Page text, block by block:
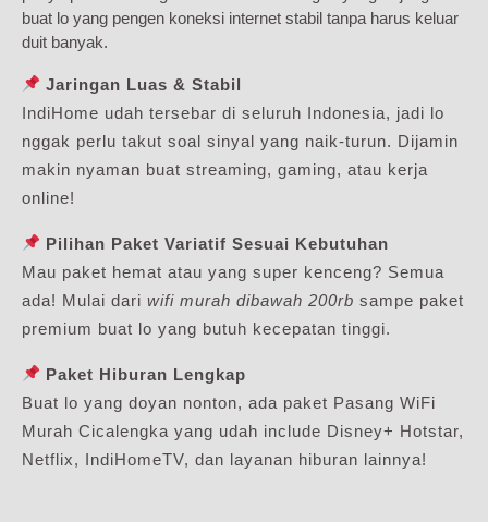
buat lo yang pengen koneksi internet stabil tanpa harus keluar
duit banyak.
Jaringan Luas & Stabil
IndiHome udah tersebar di seluruh Indonesia, jadi lo
nggak perlu takut soal sinyal yang naik-turun. Dijamin
makin nyaman buat streaming, gaming, atau kerja
online!
Pilihan Paket Variatif Sesuai Kebutuhan
Mau paket hemat atau yang super kenceng? Semua
ada! Mulai dari wifi murah dibawah 200rb sampe paket
premium buat lo yang butuh kecepatan tinggi.
Paket Hiburan Lengkap
Buat lo yang doyan nonton, ada paket Pasang WiFi
Murah Cicalengka yang udah include Disney+ Hotstar,
Netflix, IndiHomeTV, dan layanan hiburan lainnya!